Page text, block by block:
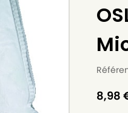
8,98